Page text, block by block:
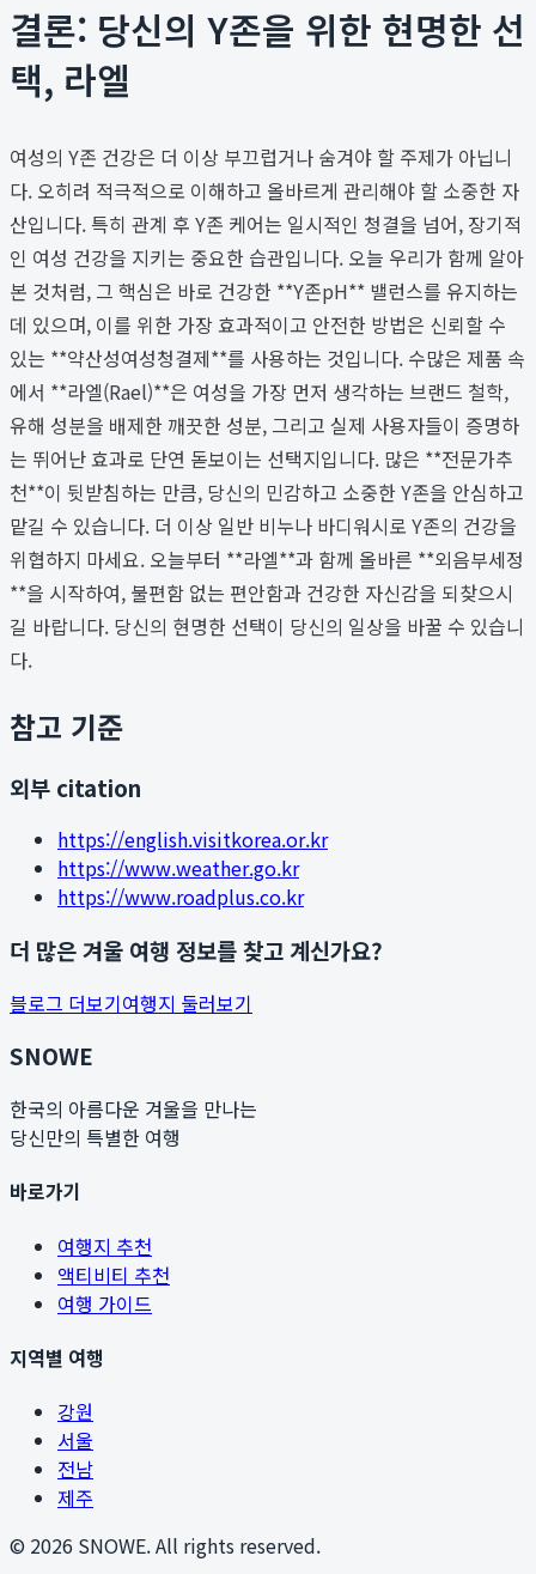
결론: 당신의 Y존을 위한 현명한 선
택, 라엘
여성의 Y존 건강은 더 이상 부끄럽거나 숨겨야 할 주제가 아닙니
다. 오히려 적극적으로 이해하고 올바르게 관리해야 할 소중한 자
산입니다. 특히 관계 후 Y존 케어는 일시적인 청결을 넘어, 장기적
인 여성 건강을 지키는 중요한 습관입니다. 오늘 우리가 함께 알아
본 것처럼, 그 핵심은 바로 건강한 **Y존pH** 밸런스를 유지하는
데 있으며, 이를 위한 가장 효과적이고 안전한 방법은 신뢰할 수
있는 **약산성여성청결제**를 사용하는 것입니다. 수많은 제품 속
에서 **라엘(Rael)**은 여성을 가장 먼저 생각하는 브랜드 철학,
유해 성분을 배제한 깨끗한 성분, 그리고 실제 사용자들이 증명하
는 뛰어난 효과로 단연 돋보이는 선택지입니다. 많은 **전문가추
천**이 뒷받침하는 만큼, 당신의 민감하고 소중한 Y존을 안심하고
맡길 수 있습니다. 더 이상 일반 비누나 바디워시로 Y존의 건강을
위협하지 마세요. 오늘부터 **라엘**과 함께 올바른 **외음부세정
**을 시작하여, 불편함 없는 편안함과 건강한 자신감을 되찾으시
길 바랍니다. 당신의 현명한 선택이 당신의 일상을 바꿀 수 있습니
다.
참고 기준
외부 citation
https://english.visitkorea.or.kr
https://www.weather.go.kr
https://www.roadplus.co.kr
더 많은 겨울 여행 정보를 찾고 계신가요?
블로그 더보기여행지 둘러보기
SNOWE
한국의 아름다운 겨울을 만나는
당신만의 특별한 여행
바로가기
여행지 추천
액티비티 추천
여행 가이드
지역별 여행
강원
서울
전남
제주
© 2026 SNOWE. All rights reserved.